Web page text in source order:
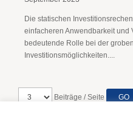
Die statischen
einfacheren Anwendbarkeit und
bedeutende Rolle bei der
Investitionsmöglichkeiten....
Beiträge / Seite